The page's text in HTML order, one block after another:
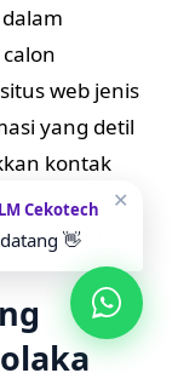
web jenis
yang detil
kontak
agar
Anda.
✕
Cekotech
👋